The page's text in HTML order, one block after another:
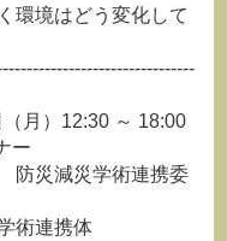
環境はどう変化して
（月）12:30 ～ 18:00
ー
防災減災学術連携委
術連携体